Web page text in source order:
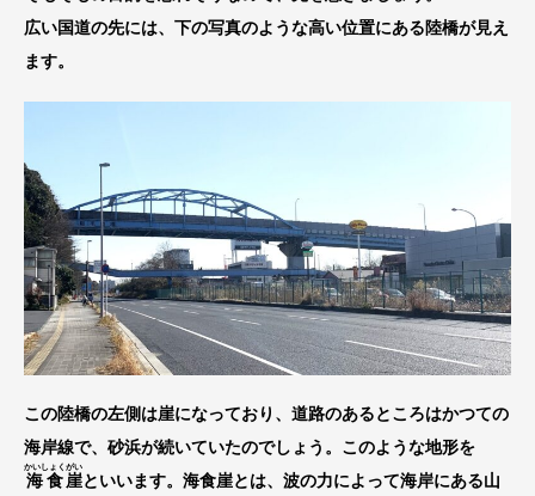
広い国道の先には、下の写真のような高い位置にある陸橋が見え
ます。
この陸橋の左側は崖になっており、道路のあるところはかつての
海岸線で、砂浜が続いていたのでしょう。このような地形を
海食
かいしょく
崖
がい
といいます。海食崖とは、波の力によって海岸にある山